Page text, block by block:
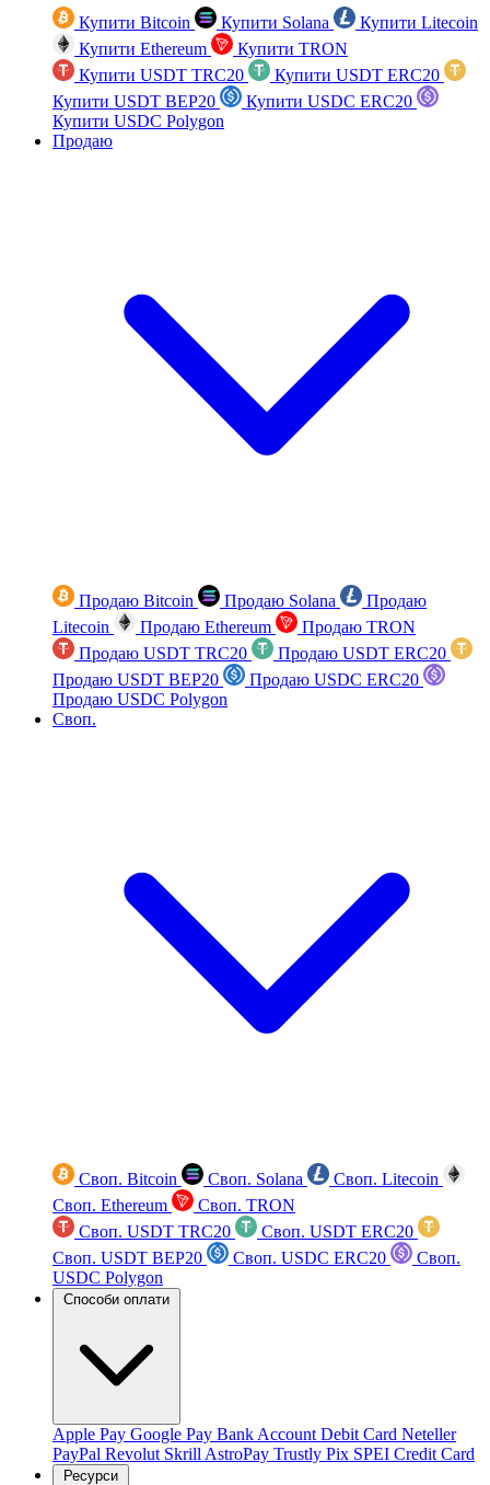
Купити Bitcoin Купити Solana
Купити Litecoin
Купити Ethereum
Купити TRON
Купити USDT TRC20
Купити USDT ERC20
Купити USDT BEP20
Купити USDC ERC20
Купити USDC Polygon
Продаю
Продаю Bitcoin Продаю Solana
Продаю
Litecoin
Продаю Ethereum
Продаю TRON
Продаю USDT TRC20
Продаю USDT ERC20
Продаю USDT BEP20
Продаю USDC ERC20
Продаю USDC Polygon
Своп.
Своп. Bitcoin Своп. Solana
Своп. Litecoin
Своп. Ethereum
Своп. TRON
Своп. USDT TRC20
Своп. USDT ERC20
Своп. USDT BEP20
Своп. USDC ERC20
Своп.
USDC Polygon
Способи оплати
Apple Pay Google Pay Bank Account Debit Card Neteller
PayPal Revolut Skrill AstroPay Trustly Pix SPEI Credit Card
Ресурси